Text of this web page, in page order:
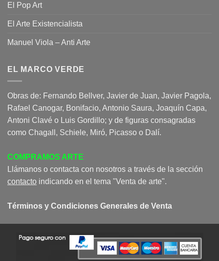
El Pop Art
El Arte Existencialista
Manuel Viola – Anti Arte
EL MARCO VERDE
Obras de: Fernando Bellver, Javier de Juan, Javier Pagola,
Rafael Canogar, Bonifacio, Antonio Saura, Joaquín Capa,
Antoni Clavé o Luis Gordillo; y de figuras consagradas
como Chagall, Schiele, Miró, Picasso o Dalí.
COMPRAMOS ARTE
Llámanos o contacta con nosotros a través de la sección
contacto indicando en el tema "Venta de arte".
Términos y Condiciones Generales de Venta